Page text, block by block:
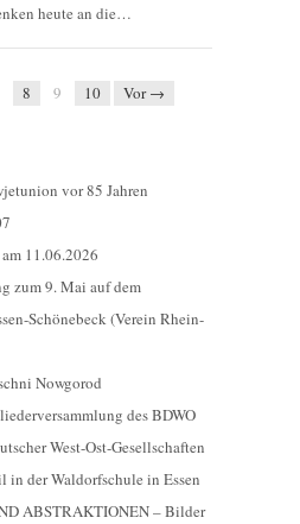
heute an die…
8 9 10 Vor →
vor 85 Jahren
11.06.2026
zum 9. Mai auf dem
Schönebeck (Verein Rhein-
Nowgorod
des BDWO
West-Ost-Gesellschaften
in der Waldorfschule in Essen
ABSTRAKTIONEN – Bilder